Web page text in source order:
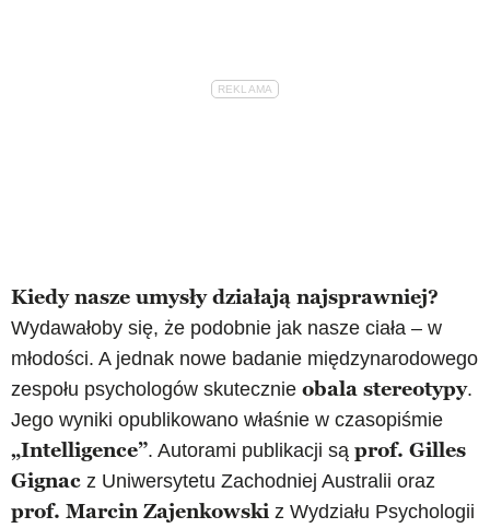
Kiedy nasze umysły działają najsprawniej?
Wydawałoby się, że podobnie jak nasze ciała – w
młodości. A jednak nowe badanie międzynarodowego
zespołu psychologów skutecznie obala stereotypy.
Jego wyniki opublikowano właśnie w czasopiśmie
„Intelligence”. Autorami publikacji są prof. Gilles
Gignac z Uniwersytetu Zachodniej Australii oraz
prof. Marcin Zajenkowski z Wydziału Psychologii